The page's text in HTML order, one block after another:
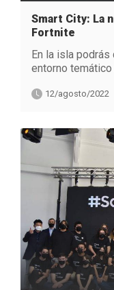
Smart City: La
Fortnite
En la isla podrás
entorno
12/agosto/2022